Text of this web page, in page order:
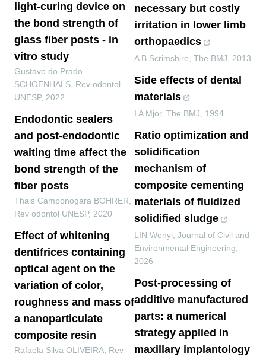
light-curing device on
the bond strength of
glass fiber posts - in
vitro study
Gustavo do Prado
SCHOENHALS Rev odontol
UNESP, 2022
Endodontic sealers
and post-endodontic
waiting time affect the
bond strength of the
fiber posts
Thais Camponogara BOHRER
Rev odontol UNESP, 2020
Effect of whitening
dentifrices containing
optical agent on the
variation of color,
roughness and mass of
a nanoparticulate
composite resin
Rafaela Silva OLIVEIRA Rev
necessary but costly
irritation in lower limb
orthopaedics
A B Scrimshire The BMJ 2013
Side effects of dental
materials
I A Mjor, The BMJ 1994
Ratio optimization and
solidification
mechanism of
composite cementing
materials of fluidized
solidified sludge
LIN Wenyi Journal of Civil and
Environmental Engineering
2026
Post-processing of
additive manufactured
parts: a numerical
strategy applied in
maxillary implantology